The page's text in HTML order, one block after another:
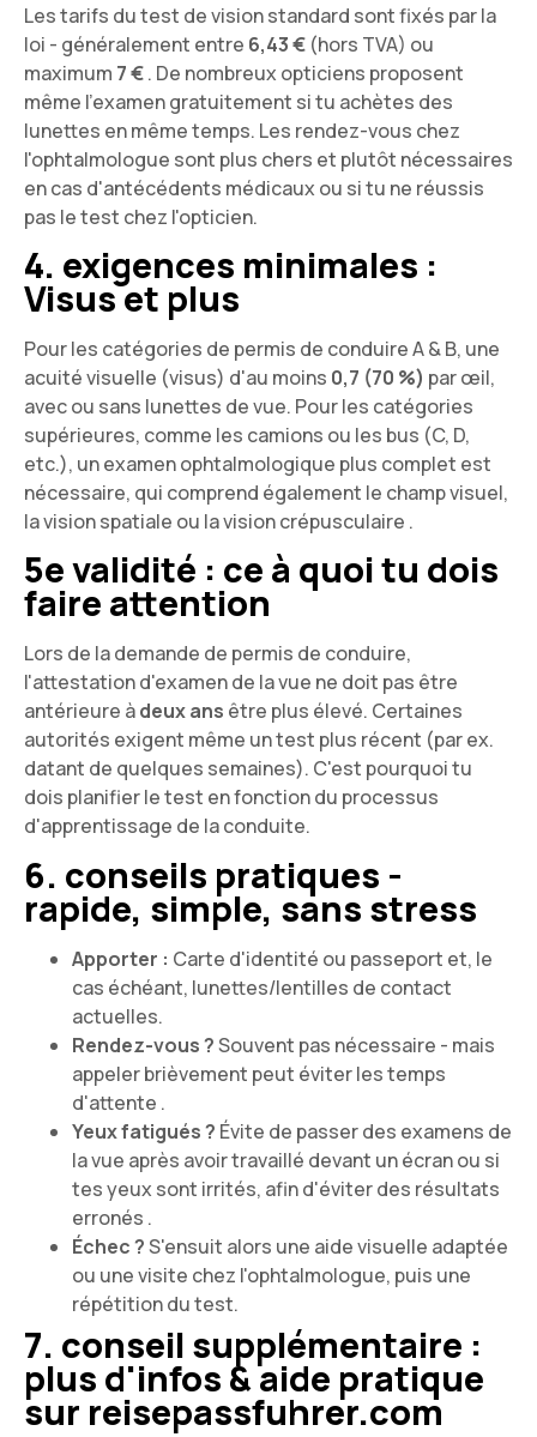
Les tarifs du test de vision standard sont fixés par la
loi - généralement entre 6,43 € (hors TVA) ou
maximum 7 €. De nombreux opticiens proposent
même l'examen gratuitement si tu achètes des
lunettes en même temps. Les rendez-vous chez
l'ophtalmologue sont plus chers et plutôt nécessaires
en cas d'antécédents médicaux ou si tu ne réussis
pas le test chez l'opticien.
4. exigences minimales :
Visus et plus
Pour les catégories de permis de conduire A & B, une
acuité visuelle (visus) d'au moins 0,7 (70 %) par œil,
avec ou sans lunettes de vue. Pour les catégories
supérieures, comme les camions ou les bus (C, D,
etc.), un examen ophtalmologique plus complet est
nécessaire, qui comprend également le champ visuel,
la vision spatiale ou la vision crépusculaire .
5e validité : ce à quoi tu dois
faire attention
Lors de la demande de permis de conduire,
l'attestation d'examen de la vue ne doit pas être
antérieure àdeux ans être plus élevé. Certaines
autorités exigent même un test plus récent (par ex.
datant de quelques semaines). C'est pourquoi tu
dois planifier le test en fonction du processus
d'apprentissage de la conduite.
6. conseils pratiques -
rapide, simple, sans stress
Apporter : Carte d'identité ou passeport et, le
cas échéant, lunettes/lentilles de contact
actuelles.
Rendez-vous ?Souvent pas nécessaire - mais
appeler brièvement peut éviter les temps
d'attente .
Yeux fatigués ? Évite de passer des examens de
la vue après avoir travaillé devant un écran ou si
tes yeux sont irrités, afin d'éviter des résultats
erronés .
Échec ?S'ensuit alors une aide visuelle adaptée
ou une visite chez l'ophtalmologue, puis une
répétition du test.
7. conseil supplémentaire :
plus d'infos & aide pratique
sur reisepassfuhrer.com